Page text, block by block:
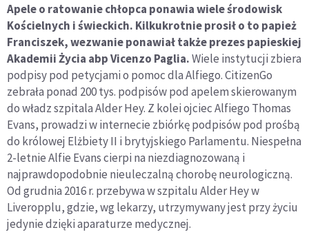
Apele o ratowanie chłopca ponawia wiele środowisk
Kościelnych i świeckich. Kilkukrotnie prosił o to papież
Franciszek, wezwanie ponawiał także prezes papieskiej
Akademii Życia abp Vicenzo Paglia.Wiele instytucji zbiera
podpisy pod petycjami o pomoc dla Alfiego. CitizenGo
zebrała ponad 200 tys. podpisów pod apelem skierowanym
do władz szpitala Alder Hey. Z kolei ojciec Alfiego Thomas
Evans, prowadzi w internecie zbiórkę podpisów pod prośbą
do królowej Elżbiety II i brytyjskiego Parlamentu. Niespełna
2-letnie Alfie Evans cierpi na niezdiagnozowaną i
najprawdopodobnie nieuleczalną chorobę neurologiczną.
Od grudnia 2016 r. przebywa w szpitalu Alder Hey w
Liveropplu, gdzie, wg lekarzy, utrzymywany jest przy życiu
jedynie dzięki aparaturze medycznej.